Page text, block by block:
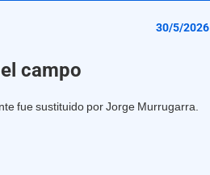
30/5/2026
campo
fue sustituido por Jorge Murrugarra.